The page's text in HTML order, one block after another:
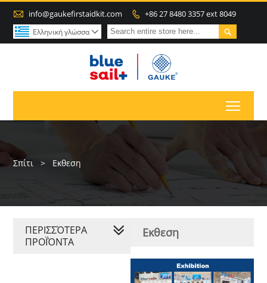
 info@gaukefirstaidkit.com  +86 27 8480 3357 ext 8049

Ελληνική γλώσσα 
Σπίτι > Εκθεση
Εκθεση
ΠΕΡΙΣΣΌΤΕΡΑ
ΠΡΟΪΌΝΤΑ